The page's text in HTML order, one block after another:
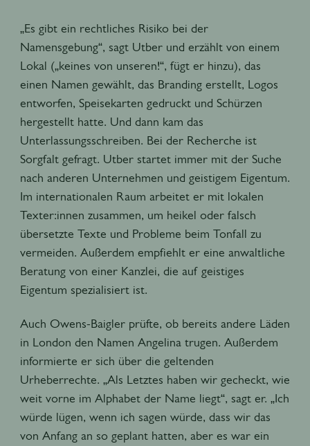
„Es gibt ein rechtliches Risiko bei der
Namensgebung“, sagt Utber und erzählt von einem
Lokal („keines von unseren!“, fügt er hinzu), das
einen Namen gewählt, das Branding erstellt, Logos
entworfen, Speisekarten gedruckt und Schürzen
hergestellt hatte. Und dann kam das
Unterlassungsschreiben. Bei der Recherche ist
Sorgfalt gefragt. Utber startet immer mit der Suche
nach anderen Unternehmen und geistigem Eigentum.
Im internationalen Raum arbeitet er mit lokalen
Texter:innen zusammen, um heikel oder falsch
übersetzte Texte und Probleme beim Tonfall zu
vermeiden. Außerdem empfiehlt er eine anwaltliche
Beratung von einer Kanzlei, die auf geistiges
Eigentum spezialisiert ist.
Auch Owens-Baigler prüfte, ob bereits andere Läden
in London den Namen Angelina trugen. Außerdem
informierte er sich über die geltenden
Urheberrechte. „Als Letztes haben wir gecheckt, wie
weit vorne im Alphabet der Name liegt“, sagt er. „Ich
würde lügen, wenn ich sagen würde, dass wir das
von Anfang an so geplant hatten, aber es war ein